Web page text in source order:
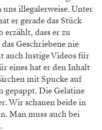
illegalerweise. Unter
er gerade das Stück
erzählt, dass er zu
­Geschriebene nie
lustige Videos für
eines hat er den Inhalt
mit Spucke auf
gepappt. Die Gelatine
Wir schauen beide in
Man muss auch bei